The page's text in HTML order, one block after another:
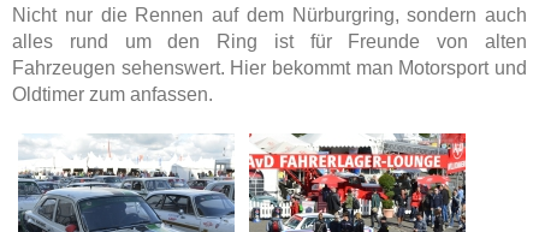
Nicht nur die Rennen auf dem Nürburgring, sondern auch
alles rund um den Ring ist für Freunde von alten
Fahrzeugen sehenswert. Hier bekommt man Motorsport und
Oldtimer zum anfassen.